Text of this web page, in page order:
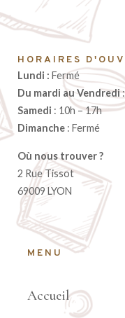
HORAIRES
Lundi : Fermé
Du mardi au Vendredi:
Samedi : 10h – 17h
Dimanche : Fermé
Où nous trouver ?
2 Rue Tissot
69009 LYON
MENU
Accueil